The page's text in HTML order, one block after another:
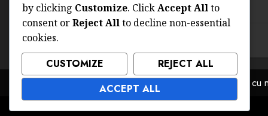
Despre
Preferințe cookie
Ia legătura cu
by clicking Customize. ClickAccept Allto
consent orReject Allto decline non-essential
cookies.
CUSTOMIZE
REJECT ALL
ACCEPT ALL